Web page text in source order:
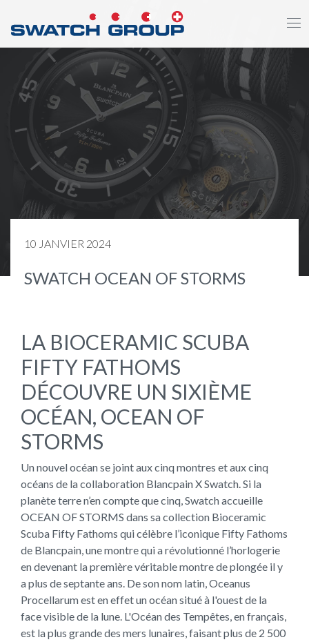
principal
10 JANVIER 2024
SWATCH OCEAN OF STORMS
LA BIOCERAMIC SCUBA
FIFTY FATHOMS
DÉCOUVRE UN SIXIÈME
OCÉAN, OCEAN OF
STORMS
Un nouvel océan se joint aux cinq montres et aux cinq
océans de la collaboration Blancpain X Swatch. Si la
planète terre n’en compte que cinq, Swatch accueille
OCEAN OF STORMS dans sa collection Bioceramic
Scuba Fifty Fathoms qui célèbre l’iconique Fifty Fathoms
de Blancpain, une montre qui a révolutionné l’horlogerie
en devenant la première véritable montre de plongée il y
a plus de septante ans. De son nom latin, Oceanus
Procellarum est en effet un océan situé à l'ouest de la
face visible de la lune. L'Océan des Tempêtes, en français,
est la plus grande des mers lunaires, faisant plus de 2 500